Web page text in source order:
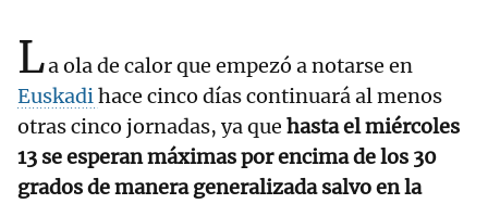
La ola de calor que empezó a notarse en
Euskadihace cinco días continuará al menos
otras cinco jornadas, ya que hasta el miércoles
13 se esperan máximas por encima de los 30
grados de manera generalizada salvo en la